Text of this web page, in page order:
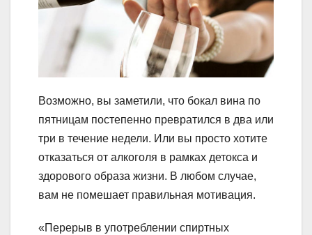
Возможно, вы заметили, что бокал вина по
пятницам постепенно превратился в два или
три в течение недели. Или вы просто хотите
отказаться от алкоголя в рамках детокса и
здорового образа жизни. В любом случае,
вам не помешает правильная мотивация.
«Перерыв в употреблении спиртных